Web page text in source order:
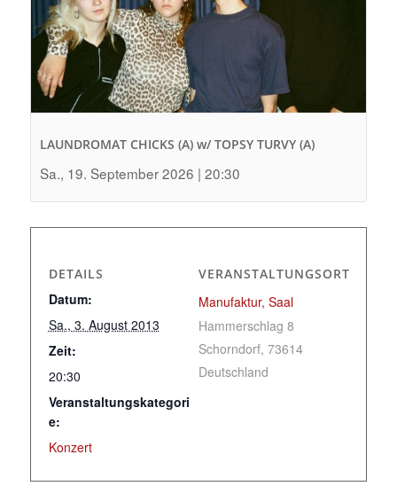
LAUNDROMAT CHICKS (A) w/ TOPSY TURVY (A)
Sa., 19. September 2026 | 20:30
DETAILS
Datum:
Sa., 3. August 2013
Zeit:
20:30
Veranstaltungskategori
e:
Konzert
VERANSTALTUNGSORT
Manufaktur, Saal
Hammerschlag 8
Schorndorf, 73614
Deutschland